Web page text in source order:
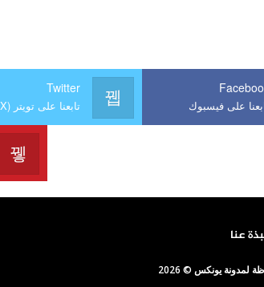
على فيسبوك
Twitter
تابعنا على تويتر (X)
عنا
يونكس © 2026